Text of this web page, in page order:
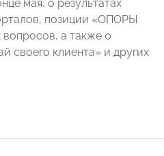
мая, о результатах
позиции «ОПОРЫ
а также о
своего клиента» и других